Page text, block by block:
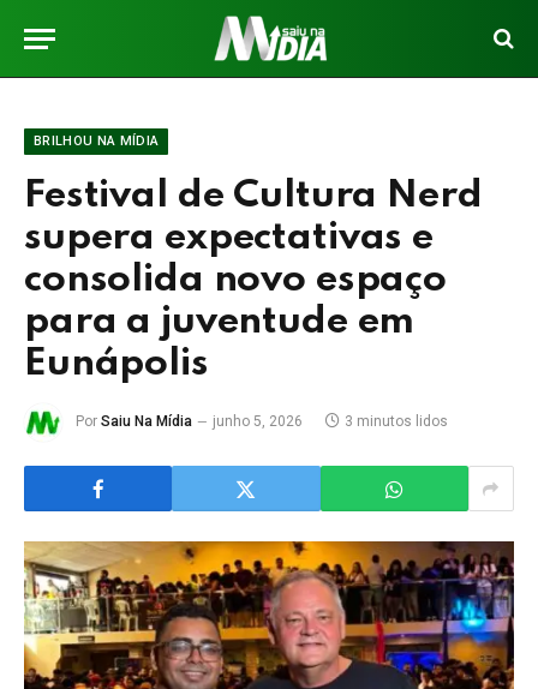
BRILHOU NA MÍDIA
Festival de Cultura Nerd
supera expectativas e
consolida novo espaço
para a juventude em
Eunápolis
Por Saiu Na Mídia junho 5, 2026 3 minutos lidos